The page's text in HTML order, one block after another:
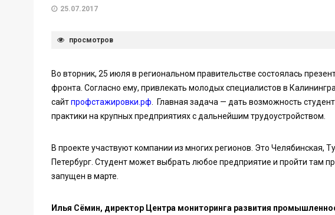
25.07.2017
просмотров
Во вторник, 25 июля в региональном правительстве состоялась
фронта. Согласно ему, привлекать молодых специалистов в
сайтпрофстажировки.рф . Главная задача — дать возможность
практики на крупных предприятиях с дальнейшим трудоустройством.
В проекте участвуют компании из многих регионов. Это Челябинская,
Петербург. Студент может выбрать любое предприятие и пройти там
запущен в марте.
Илья Сёмин, директор Центра мониторинга развития